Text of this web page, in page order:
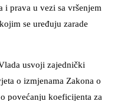
i prava u vezi sa vršenjem
se uređuju zarade
usvoji zajednički
o izmjenama Zakona o
povećanju koeficijenta za